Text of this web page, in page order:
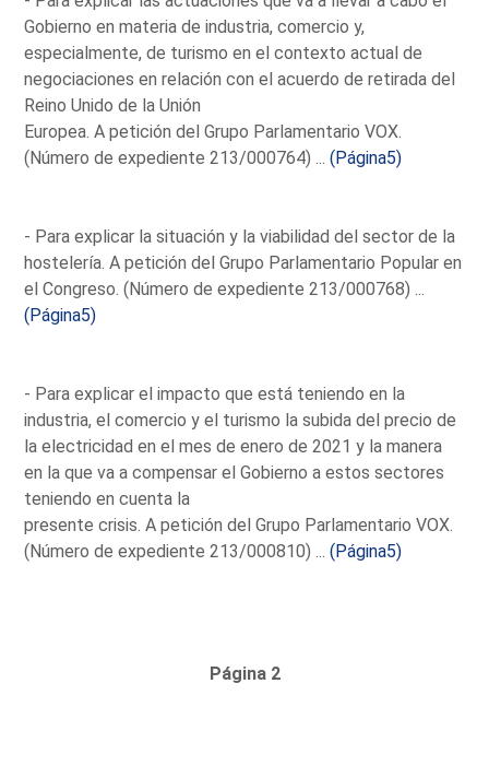
Gobierno en materia de industria, comercio y,
especialmente, de turismo en el contexto actual de
negociaciones en relación con el acuerdo de retirada del
Reino Unido de la Unión
Europea. A petición del Grupo Parlamentario VOX.
(Número de expediente 213/000764) ...(Página5)
- Para explicar la situación y la viabilidad del sector de la
hostelería. A petición del Grupo Parlamentario Popular en
el Congreso. (Número de expediente 213/000768) ...
(Página5)
- Para explicar el impacto que está teniendo en la
industria, el comercio y el turismo la subida del precio de
la electricidad en el mes de enero de 2021 y la manera
en la que va a compensar el Gobierno a estos sectores
teniendo en cuenta la
presente crisis. A petición del Grupo Parlamentario VOX.
(Número de expediente 213/000810) ...(Página5)
Página 2